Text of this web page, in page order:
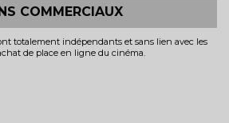
COMMERCIAUX
totalement indépendants et sans lien avec les
de place en ligne du cinéma.